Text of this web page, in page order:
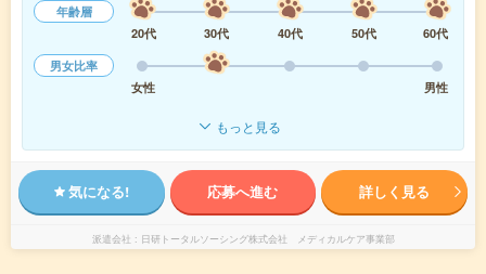
年齢層
20代
30代 40代 50代
60代
男女比率
女性
男性
もっと見る
気になる! 応募へ進む 詳しく見る
派遣会社 日研トータルソーシング株式会社 メディカルケア事業部